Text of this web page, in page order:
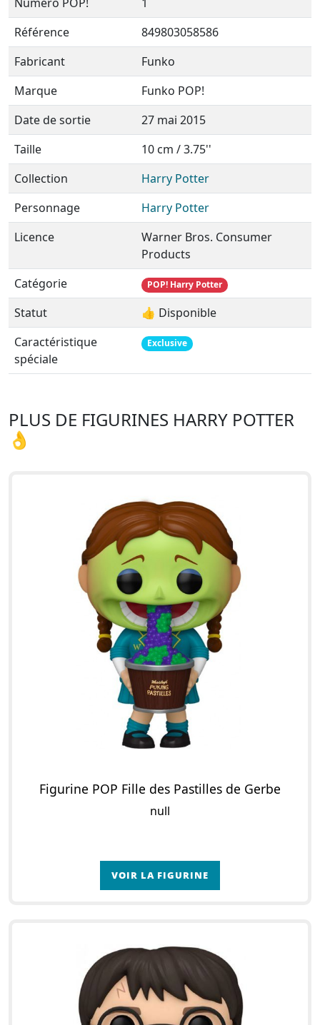
Référence
849803058586
Fabricant
Funko
Marque
Funko POP!
Date de sortie
27 mai 2015
Taille
10 cm / 3.75''
Collection
Harry Potter
Personnage
Harry Potter
Licence
Warner Bros. Consumer
Products
Catégorie
POP! Harry Potter
Statut
👍 Disponible
Caractéristique
spéciale
Exclusive
PLUS DE FIGURINES HARRY POTTER
👌
Figurine POP Fille des Pastilles de Gerbe
null
VOIR LA FIGURINE